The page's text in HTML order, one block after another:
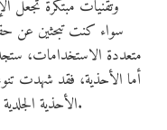
وتقنيات مبتكرة تجعل
سواء كنت تبحثين عن
متعددة الاستخدامات،
أما الأحذية، فقد شهدت
الأحذية الجلدية الفاخرة، والصنادل المصممة بأساليب مبتكرة.